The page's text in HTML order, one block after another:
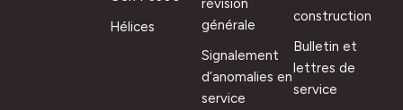
Hélices
révision
générale
Signalement
d’anomalies en
service
construction
Bulletin et
lettres de
service